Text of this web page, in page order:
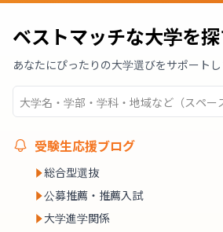
ベストマッチな大学を
あなたにぴったりの大学選びをサポート
受験生応援ブログ
総合型選抜
公募推薦・推薦入試
大学進学関係